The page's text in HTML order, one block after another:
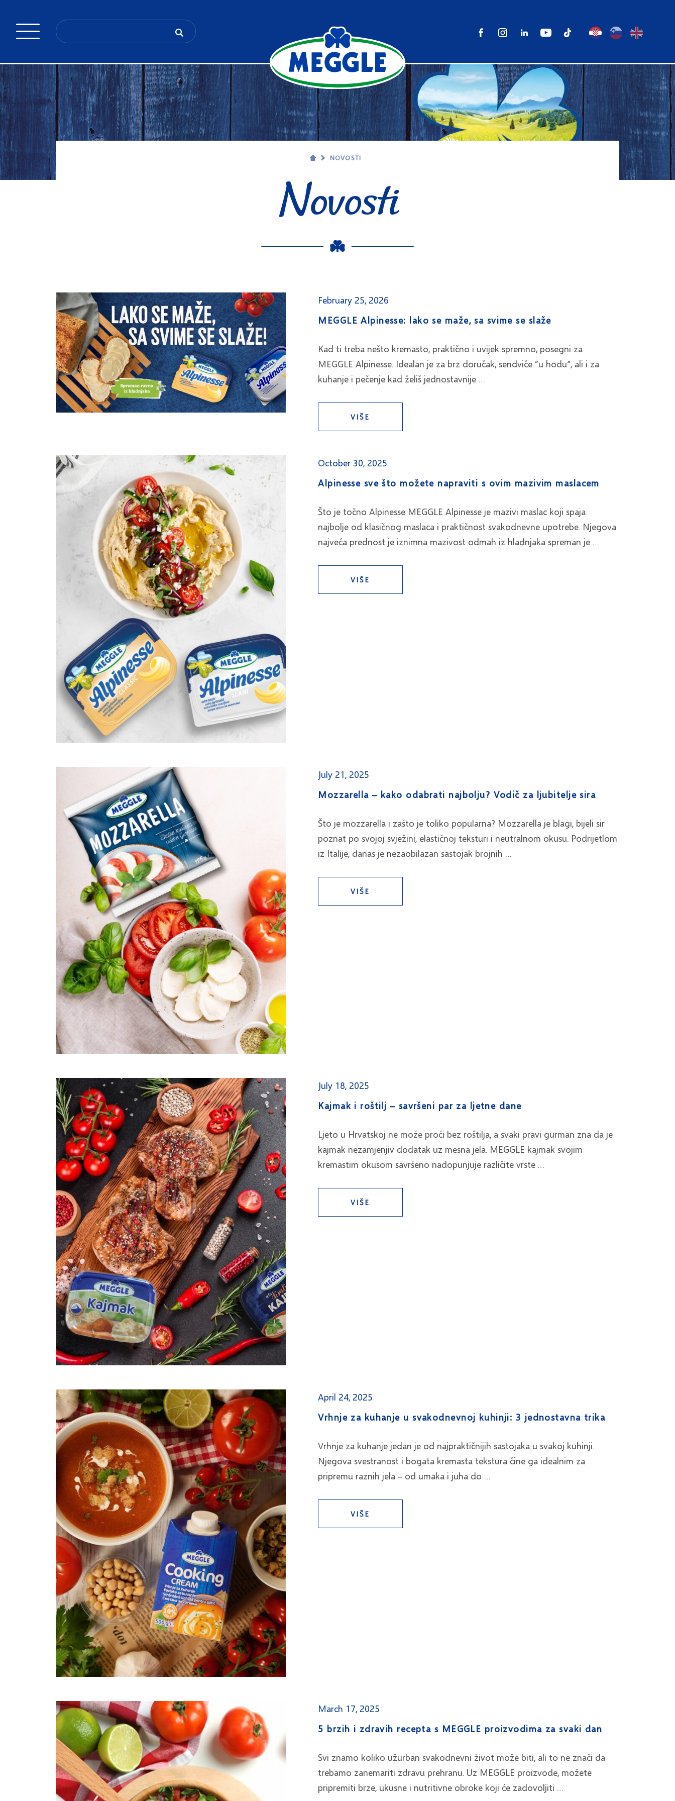
for:
NOVOSTI
Novosti
February 25, 2026
MEGGLE Alpinesse: lako se maže, sa svime se slaže
Kad ti treba nešto kremasto, praktično i uvijek spremno, posegni za
MEGGLE Alpinesse. Idealan je za brz doručak, sendviče “u hodu”, ali i za
kuhanje i pečenje kad želiš jednostavnije …
VIŠE
October 30, 2025
Alpinesse sve što možete napraviti s ovim mazivim maslacem
Što je točno Alpinesse MEGGLE Alpinesse je mazivi maslac koji spaja
najbolje od klasičnog maslaca i praktičnost svakodnevne upotrebe. Njegova
najveća prednost je iznimna mazivost odmah iz hladnjaka spreman je …
VIŠE
July 21, 2025
Mozzarella – kako odabrati najbolju? Vodič za ljubitelje sira
Što je mozzarella i zašto je toliko popularna? Mozzarella je blagi, bijeli sir
poznat po svojoj svježini, elastičnoj teksturi i neutralnom okusu. Podrijetlom
iz Italije, danas je nezaobilazan sastojak brojnih …
VIŠE
July 18, 2025
Kajmak i roštilj – savršeni par za ljetne dane
Ljeto u Hrvatskoj ne može proći bez roštilja, a svaki pravi gurman zna da je
kajmak nezamjenjiv dodatak uz mesna jela. MEGGLE kajmak svojim
kremastim okusom savršeno nadopunjuje različite vrste …
VIŠE
April 24, 2025
Vrhnje za kuhanje u svakodnevnoj kuhinji: 3 jednostavna trika
Vrhnje za kuhanje jedan je od najpraktičnijih sastojaka u svakoj kuhinji.
Njegova svestranost i bogata kremasta tekstura čine ga idealnim za
pripremu raznih jela – od umaka i juha do …
VIŠE
March 17, 2025
5 brzih i zdravih recepta s MEGGLE proizvodima za svaki dan
Svi znamo koliko užurban svakodnevni život može biti, ali to ne znači da
trebamo zanemariti zdravu prehranu. Uz MEGGLE proizvode, možete
pripremiti brze, ukusne i nutritivne obroke koji će zadovoljiti …